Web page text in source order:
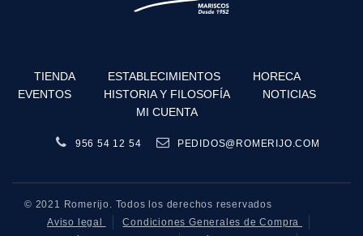
TIENDA ESTABLECIMIENTOS
HORECA
EVENTOS
HISTORIA Y FILOSOFÍA
NOTICIAS
MI CUENTA
956 54 12 54 PEDIDOS@ROMERIJO.COM
© 2021 Romerijo. Todos los derechos reservados
Aviso legal
Condiciones Generales de Compra